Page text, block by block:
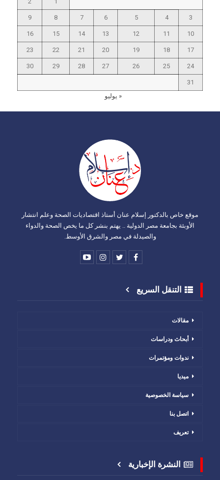
3
4
5
6
7
8
9
10
11
12
13
14
15
16
17
18
19
20
21
22
23
24
25
26
27
28
29
30
31
« يوليو
موقع خاص بالدكتور إسلام عنان أستاذ اقتصاديات الصحة وعلم انتشار
الأوبئة بجامعة مصر الدولية .. يهتم بنشر كل ما يخص الصحة والدواء
والصيدلة في مصر والشرق الأوسط.
التنقل السريع
مقالات
أبحاث ودراسات
ندوات ومؤتمرات
ميديا
سياسة الخصوصية
اتصل بنا
تعريف
النشرة الإخبارية